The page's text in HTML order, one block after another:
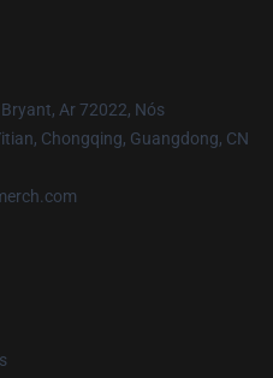
Ar 72022, Nós
Chongqing, Guangdong, CN